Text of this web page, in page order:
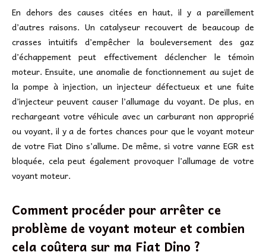
En dehors des causes citées en haut, il y a pareillement
d’autres raisons. Un catalyseur recouvert de beaucoup de
crasses intuitifs d’empêcher la bouleversement des gaz
d’échappement peut effectivement déclencher le témoin
moteur. Ensuite, une anomalie de fonctionnement au sujet de
la pompe à injection, un injecteur défectueux et une fuite
d’injecteur peuvent causer l’allumage du voyant. De plus, en
rechargeant votre véhicule avec un carburant non approprié
ou voyant, il y a de fortes chances pour que le voyant moteur
de votre Fiat Dino s’allume. De même, si votre vanne EGR est
bloquée, cela peut également provoquer l’allumage de votre
voyant moteur.
Comment procéder pour arrêter ce
problème de voyant moteur et combien
cela coûtera sur ma Fiat Dino ?